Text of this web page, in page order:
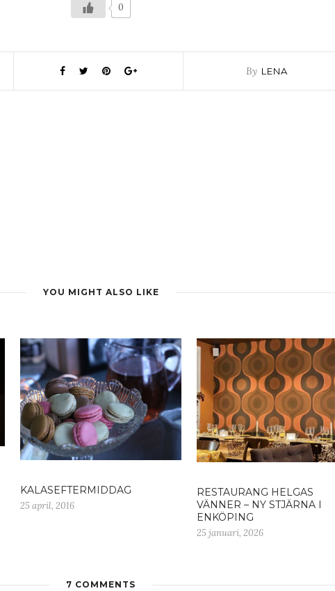
0
By LENA
YOU MIGHT ALSO LIKE
KALASEFTERMIDDAG
25 april, 2016
RESTAURANG HELGAS
VÄNNER – NY STJÄRNA I
ENKÖPING
25 januari, 2026
7 COMMENTS